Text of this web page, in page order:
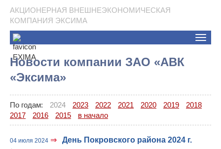
АКЦИОНЕРНАЯ ВНЕШНЕЭКОНОМИЧЕСКАЯ
КОМПАНИЯ ЭКСИМА
Toggle
Новости компании ЗАО «АВК
«Эксима»
По годам: 2024 2023 2022 2021 2020 2019
2018
2017
2016 2015 в начало
04 июля 2024 ⇒
День Покровского района 2024 г.